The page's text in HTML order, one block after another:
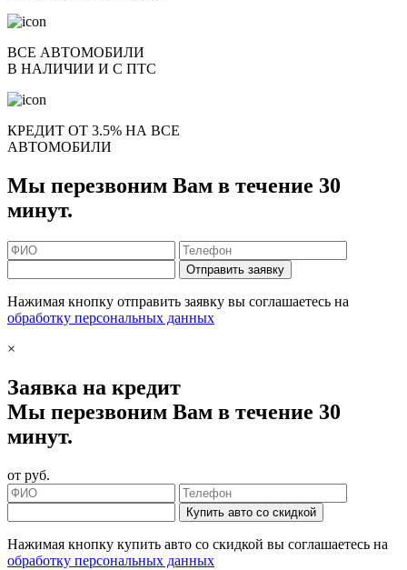
ВСЕ АВТОМОБИЛИ
В НАЛИЧИИ И С ПТС
КРЕДИТ ОТ 3.5% НА ВСЕ
АВТОМОБИЛИ
Мы перезвоним Вам в течение 30
минут.
Отправить заявку
Нажимая кнопку отправить заявку вы соглашаетесь на
обработку персональных данных
×
Заявка на кредит
Мы перезвоним Вам в течение 30
минут.
от руб.
Купить авто со скидкой
Нажимая кнопку купить авто со скидкой вы соглашаетесь на
обработку персональных данных